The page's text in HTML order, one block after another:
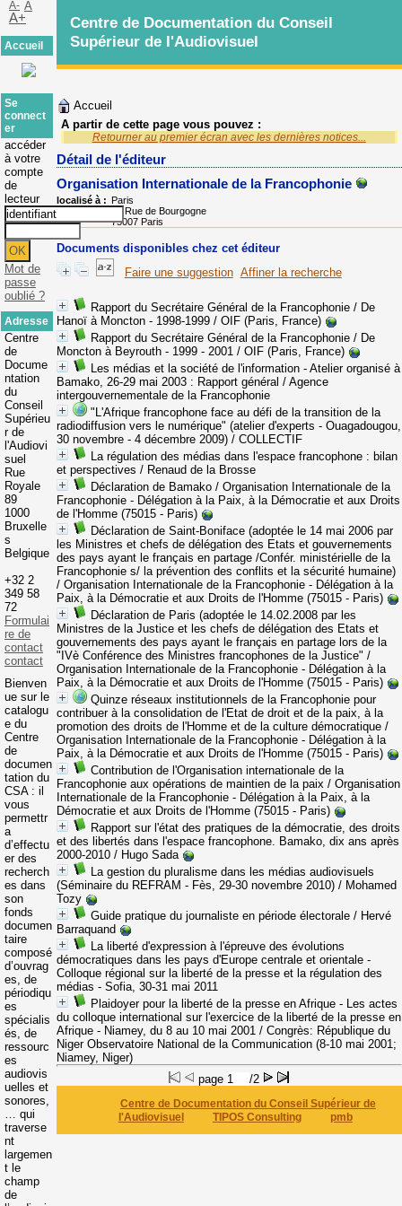
Accueil
A partir de cette page vous pouvez :
Retourner au premier écran avec les dernières notices...
Détail de l'éditeur
Organisation Internationale de la Francophonie
localisé à :
Paris
Adresse :
28 Rue de Bourgogne
75007 Paris
Documents disponibles chez cet éditeur
Faire une suggestion Affiner la recherche
Rapport du Secrétaire Général de la Francophonie / De
Hanoï à Moncton - 1998-1999/ OIF (Paris, France)
Rapport du Secrétaire Général de la Francophonie / De
Moncton à Beyrouth - 1999 - 2001/ OIF (Paris, France)
Les médias et la société de l'information - Atelier organisé à
Bamako, 26-29 mai 2003: Rapport général / Agence
intergouvernementale de la Francophonie
"L'Afrique francophone face au défi de la transition de la
radiodiffusion vers le numérique" (atelier d'experts - Ouagadougou,
30 novembre - 4 décembre 2009)/ COLLECTIF
La régulation des médias dans l'espace francophone : bilan
et perspectives / Renaud de la Brosse
Déclaration de Bamako/ Organisation Internationale de la
Francophonie - Délégation à la Paix, à la Démocratie et aux Droits
de l'Homme (75015 - Paris)
Déclaration de Saint-Boniface (adoptée le 14 mai 2006 par
les Ministres et chefs de délégation des Etats et gouvernements
des pays ayant le français en partage /Confér. ministérielle de la
Francophonie s/ la prévention des conflits et la sécurité humaine)
/ Organisation Internationale de la Francophonie - Délégation à la
Paix, à la Démocratie et aux Droits de l'Homme (75015 - Paris)
Déclaration de Paris (adoptée le 14.02.2008 par les
Ministres de la Justice et les chefs de délégation des Etats et
gouvernements des pays ayant le français en partage lors de la
"IVè Conférence des Ministres francophones de la Justice" /
Organisation Internationale de la Francophonie - Délégation à la
Paix, à la Démocratie et aux Droits de l'Homme (75015 - Paris)
Quinze réseaux institutionnels de la Francophonie pour
contribuer à la consolidation de l'Etat de droit et de la paix, à la
promotion des droits de l'Homme et de la culture démocratique/
Organisation Internationale de la Francophonie - Délégation à la
Paix, à la Démocratie et aux Droits de l'Homme (75015 - Paris)
Contribution de l'Organisation internationale de la
Francophonie aux opérations de maintien de la paix / Organisation
Internationale de la Francophonie - Délégation à la Paix, à la
Démocratie et aux Droits de l'Homme (75015 - Paris)
Rapport sur l'état des pratiques de la démocratie, des droits
et des libertés dans l'espace francophone. Bamako, dix ans après
2000-2010/ Hugo Sada
La gestion du pluralisme dans les médias audiovisuels
(Séminaire du REFRAM - Fès, 29-30 novembre 2010)/ Mohamed
Tozy
Guide pratique du journaliste en période électorale/ Hervé
Barraquand
La liberté d'expression à l'épreuve des évolutions
démocratiques dans les pays d'Europe centrale et orientale -
Colloque régional sur la liberté de la presse et la régulation des
médias - Sofia, 30-31 mai 2011
Plaidoyer pour la liberté de la presse en Afrique - Les actes
du colloque international sur l'exercice de la liberté de la presse en
Afrique - Niamey, du 8 au 10 mai 2001/ Congrès: République du
Niger Observatoire National de la Communication (8-10 mai 2001;
Niamey, Niger)
page
/2
Centre de Documentation du Conseil Supérieur de
l'Audiovisuel
TIPOS Consulting pmb
Centre de Documentation du Conseil
Supérieur de l'Audiovisuel
A- A
A+
Accueil
Se
connect
er
accéder
à votre
compte
de
lecteur
Mot de
passe
oublié ?
Adresse
Centre
de
Docume
ntation
du
Conseil
Supérieu
r de
l'Audiovi
suel
Rue
Royale
89
1000
Bruxelle
s
Belgique
+32 2
349 58
72
Formulai
re de
contact
contact
Bienven
ue sur le
catalogu
e du
Centre
de
documen
tation du
CSA : il
vous
permettr
a
d’effectu
er des
recherch
es dans
son
fonds
documen
taire
composé
d’ouvrag
es, de
périodiqu
es
spécialis
és, de
ressourc
es
audiovis
uelles et
sonores,
… qui
traverse
nt
largemen
t le
champ
de